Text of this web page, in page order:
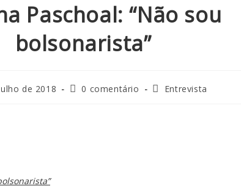
Paschoal: “Não sou
bolsonarista”
de 2018 0 comentário Entrevista